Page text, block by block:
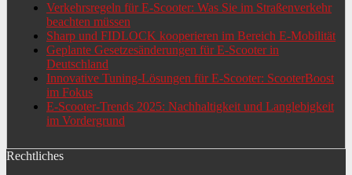
Verkehrsregeln für E-Scooter: Was Sie im Straßenverkehr
beachten müssen
Sharp und FIDLOCK kooperieren im Bereich E-Mobilität
Geplante Gesetzesänderungen für E-Scooter in
Deutschland
Innovative Tuning-Lösungen für E-Scooter: ScooterBoost
im Fokus
E-Scooter-Trends 2025: Nachhaltigkeit und Langlebigkeit
im Vordergrund
Rechtliches